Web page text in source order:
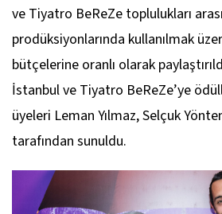
ve Tiyatro BeReZe toplulukları
prodüksiyonlarında kullanılmak
bütçelerine oranlı olarak
İstanbul ve Tiyatro BeReZe’ye
üyeleri Leman Yılmaz, Selçuk
tarafından sunuldu.